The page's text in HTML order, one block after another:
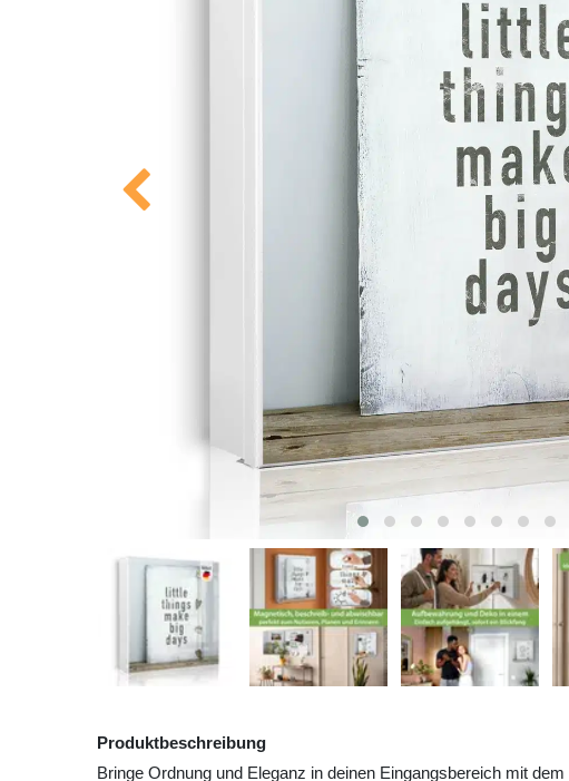
Produktbeschreibung
Bringe Ordnung und Eleganz in deinen Eingangsbereich mit dem